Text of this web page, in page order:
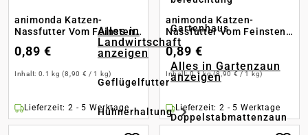
Alles in
Landwirtschaft
anzeigen
Geflügelfutter
Hühnerhaltung
Gartenhaus
Alles in Gartenzaun
anzeigen
Doppelstabmattenzaun
animonda Katzen-
Nassfutter Vom Feinsten
Adult Geflügel + Kalb
0,89 €
Inhalt: 0.1 kg(8,90 € / 1 kg)
Lieferzeit: 2 - 5 Werktage
animonda Katzen-
Nassfutter Vom Feinsten
Adult Geflügel + Nudeln
0,89 €
Inhalt:0.1 kg(8,90 € / 1 kg)
Lieferzeit: 2 - 5 Werktage